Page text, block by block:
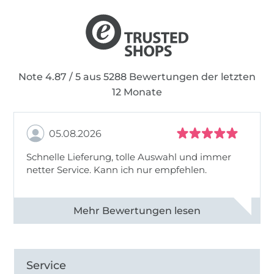
Note 4.87 / 5 aus 5288 Bewertungen der letzten
12 Monate
05.08.2026
Schnelle Lieferung, tolle Auswahl und immer
netter Service. Kann ich nur empfehlen.
Alle 82930 Bewertungen ansehen
Service